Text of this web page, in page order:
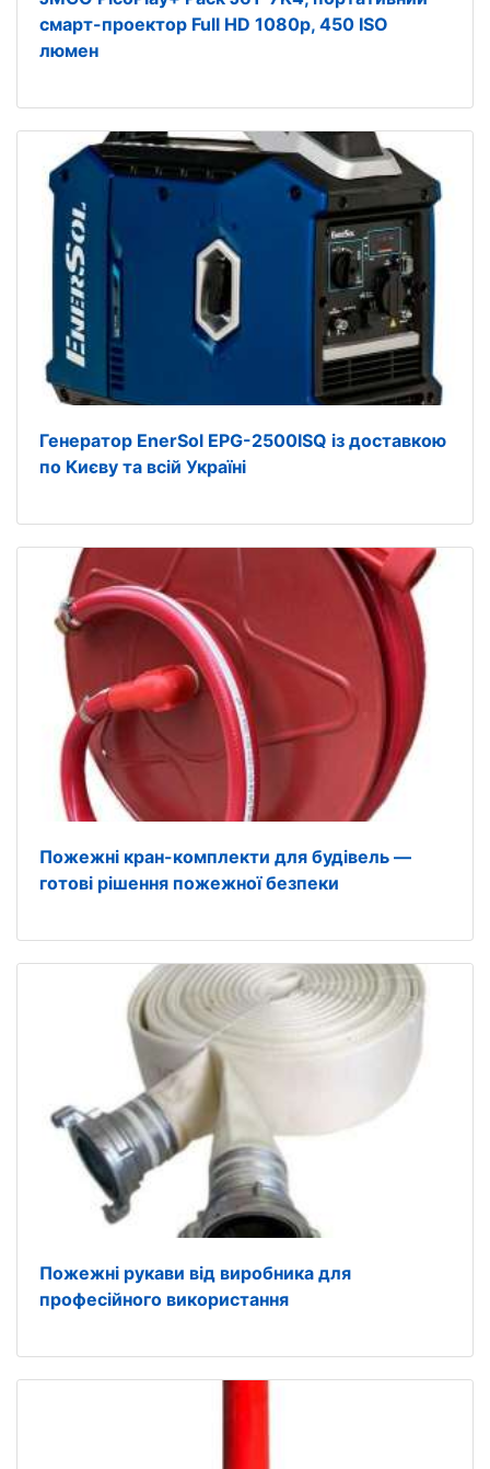
смарт-проектор Full HD 1080p, 450 ISO
люмен
Генератор EnerSol EPG-2500ISQ із доставкою
по Києву та всій Україні
Пожежні кран-комплекти для будівель —
готові рішення пожежної безпеки
Пожежні рукави від виробника для
професійного використання